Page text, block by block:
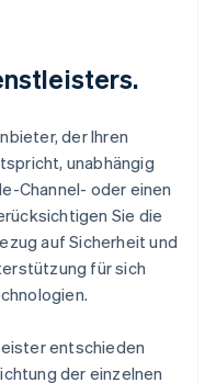
der Ihren
unabhängig
Channel- oder einen
Sie die
auf Sicherheit und
für sich
entschieden
der einzelnen